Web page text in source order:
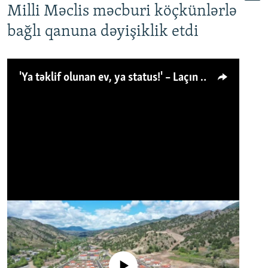
Milli Məclis məcburi köçkünlərlə
bağlı qanuna dəyişiklik etdi
'Ya təklif olunan ev, ya status!' – Laçın köçkünü: 'Laçından başqa heç hara!'